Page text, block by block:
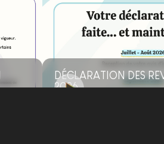
DÉCLARATION DES
2026